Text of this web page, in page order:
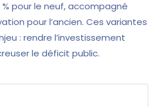
pour le neuf, accompagné
pour l’ancien. Ces variantes
: rendre l’investissement
le déficit public.